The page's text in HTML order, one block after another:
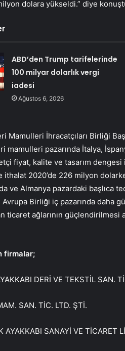
dolara yükseldi.” diye
ABD’den Trump tarifelerinde
100 milyar dolarlık vergi
iadesi
Ağustos 6, 2026
Mamulleri İhracatçıları Birliği
mamulleri pazarında İtalya,
fiyat, kalite ve tasarım
2020’de 226 milyon
ve Almanya pazardaki başlıca
Avrupa Birliği iç pazarında daha
ticaret ağlarının
firmalar;
DERİ VE TEKSTİL SAN.
SAN. TİC. LTD. ŞTİ.
AYAKKABI SANAYİ VE TİCARET